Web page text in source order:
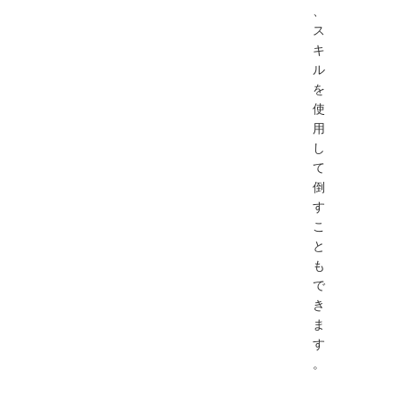
ス
キ
ル
を
使
用
し
て
倒
す
こ
と
も
で
き
ま
す
。